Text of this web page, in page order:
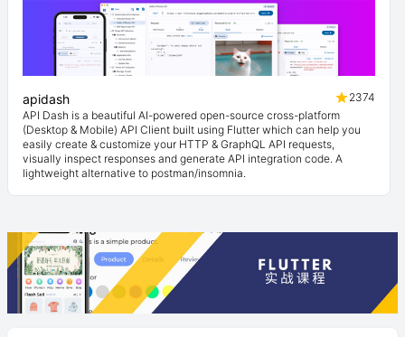
apidash
2374
API Dash is a beautiful AI-powered open-source cross-platform
(Desktop & Mobile) API Client built using Flutter which can help you
easily create & customize your HTTP & GraphQL API requests,
visually inspect responses and generate API integration code. A
lightweight alternative to postman/insomnia.